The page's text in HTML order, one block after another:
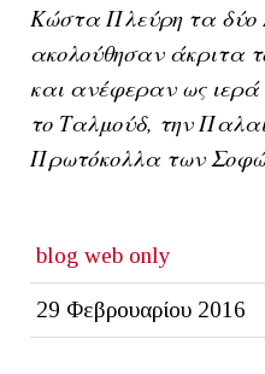
Κώστα Πλεύρη τα δύο
ακολούθησαν άκριτα
και ανέφεραν ως
το Ταλμούδ, την
Πρωτόκολλα των
blog web only
29 Φεβρουαρίου 2016